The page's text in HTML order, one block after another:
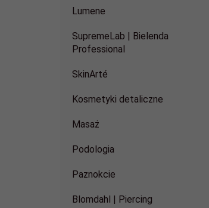
Lumene
SupremeLab | Bielenda
Professional
SkinArté
Kosmetyki detaliczne
Masaż
Podologia
Paznokcie
Blomdahl | Piercing